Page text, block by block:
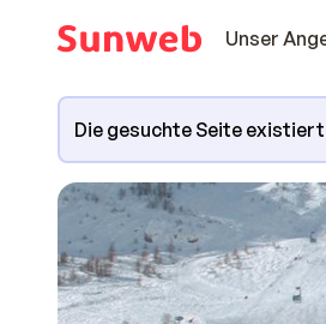
Unser
Die gesuchte Seite